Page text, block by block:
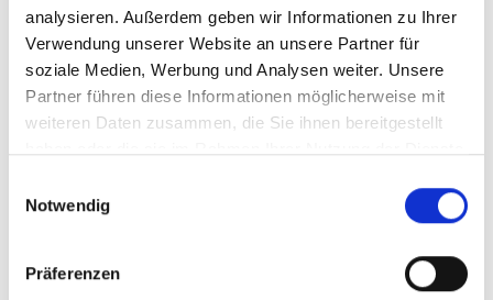
analysieren. Außerdem geben wir Informationen zu Ihrer
Verwendung unserer Website an unsere Partner für
soziale Medien, Werbung und Analysen weiter. Unsere
Partner führen diese Informationen möglicherweise mit
weiteren Daten zusammen, die Sie ihnen bereitgestellt
Notwendig
Präferenzen
Mehr erfahren